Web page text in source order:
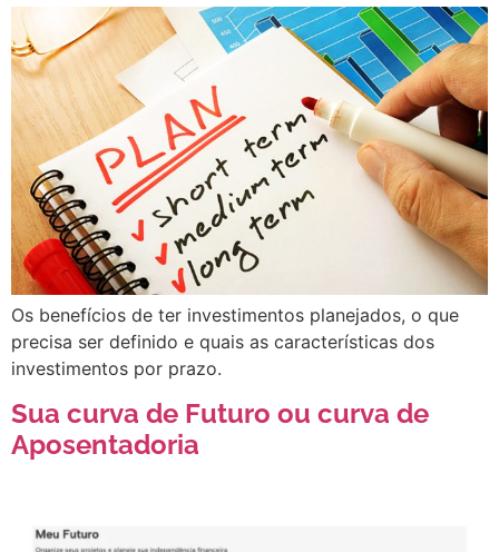
Os benefícios de ter investimentos planejados, o que
precisa ser definido e quais as características dos
investimentos por prazo.
Sua curva de Futuro ou curva de
Aposentadoria